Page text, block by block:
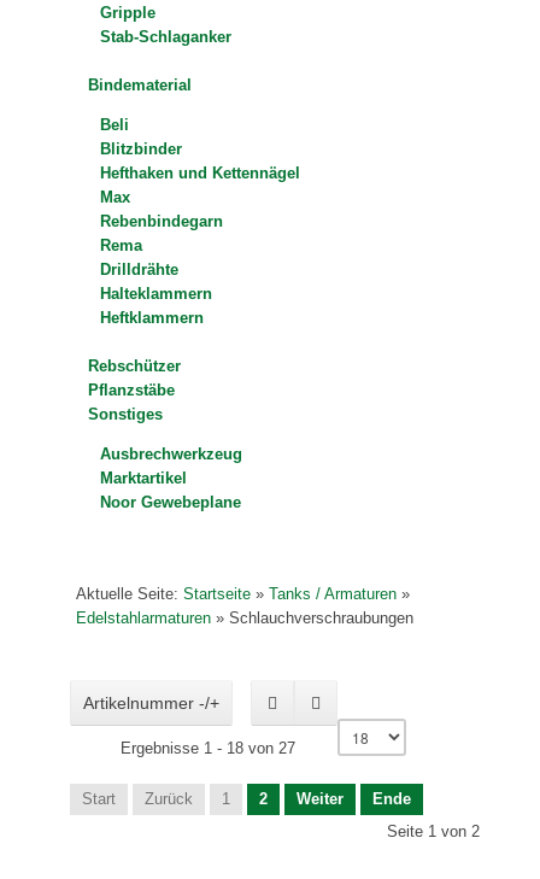
Gripple
Stab-Schlaganker
Bindematerial
Beli
Blitzbinder
Hefthaken und Kettennägel
Max
Rebenbindegarn
Rema
Drilldrähte
Halteklammern
Heftklammern
Rebschützer
Pflanzstäbe
Sonstiges
Ausbrechwerkzeug
Marktartikel
Noor Gewebeplane
Aktuelle Seite:Startseite »Tanks / Armaturen »
Edelstahlarmaturen »Schlauchverschraubungen
Artikelnummer -/+
Ergebnisse 1 - 18 von 27
Start Zurück 1 2 Weiter
Ende
Seite 1 von 2